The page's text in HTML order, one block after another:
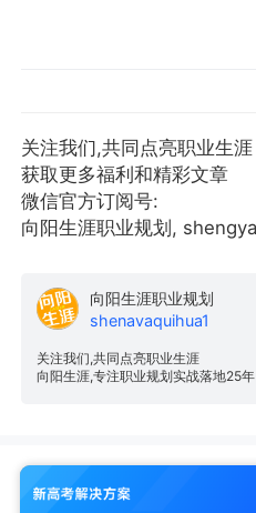
关注我们,共同点亮职业生涯
获取更多福利和精彩文章
微信官方订阅号:
向阳生涯职业规划,
向阳生涯职业规划
shenavaquihua1
关注我们,共同点亮职业生涯
向阳生涯,专注职业规划实战落地25年